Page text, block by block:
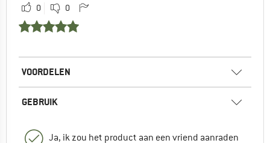
0 0
VOORDELEN
GEBRUIK
Ja, ik zou het product aan een vriend aanraden